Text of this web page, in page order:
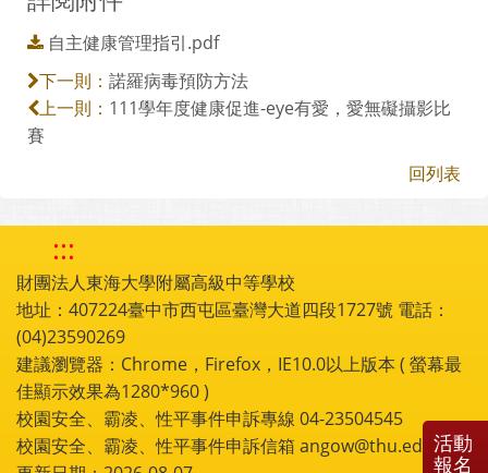
自主健康管理指引.pdf
下一則： 諾羅病毒預防方法
上一則： 111學年度健康促進-eye有愛，愛無礙攝影比
賽
回列表
:::
財團法人東海大學附屬高級中等學校
地址：407224臺中市西屯區臺灣大道四段1727號 電話：
(04)23590269
建議瀏覽器：Chrome，Firefox，IE10.0以上版本 ( 螢幕最
佳顯示效果為1280*960 )
校園安全、霸凌、性平事件申訴專線 04-23504545
校園安全、霸凌、性平事件申訴信箱 angow@thu.edu.tw
活動
報名